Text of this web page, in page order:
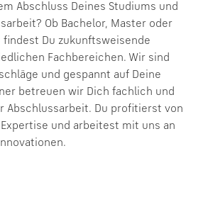
Abschluss Deines Studiums und
Ob Bachelor, Master oder
findest Du zukunftsweisende
Fachbereichen. Wir sind
und gespannt auf Deine
betreuen wir Dich fachlich und
Abschlussarbeit. Du profitierst von
und arbeitest mit uns an